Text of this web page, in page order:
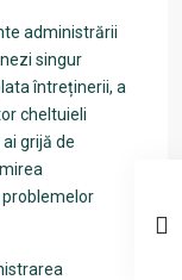
administrării
singur
întreținerii, a
cheltuieli
grijă de